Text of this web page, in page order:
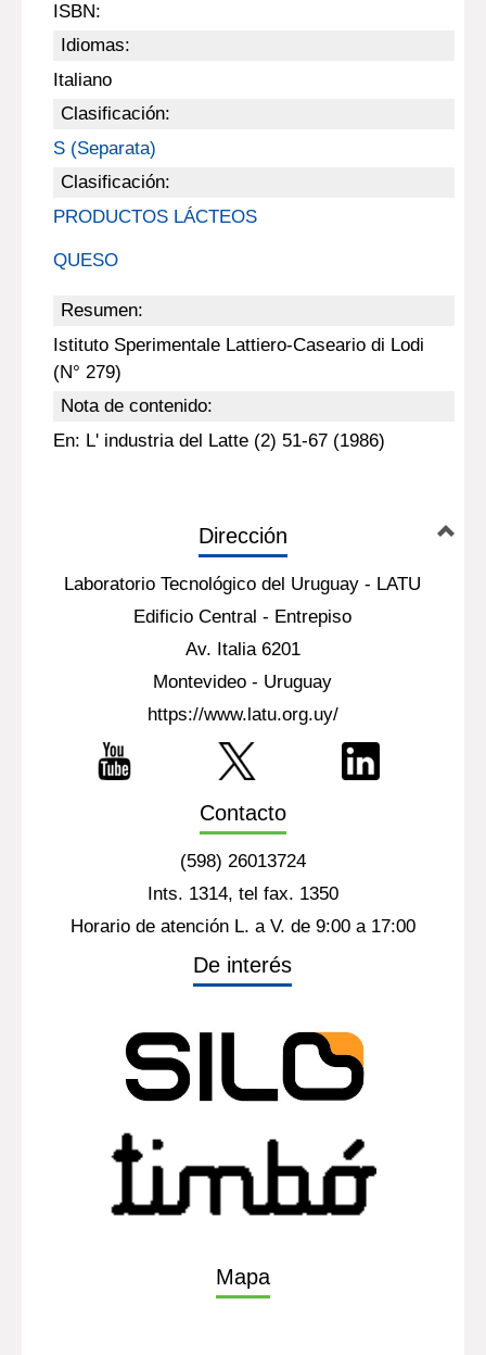
ISBN:
Idiomas:
Italiano
Clasificación:
S (Separata)
Clasificación:
PRODUCTOS LÁCTEOS
QUESO
Resumen:
Istituto Sperimentale Lattiero-Caseario di Lodi
(N° 279)
Nota de contenido:
En: L' industria del Latte (2) 51-67 (1986)
Dirección
Laboratorio Tecnológico del Uruguay - LATU
Edificio Central - Entrepiso
Av. Italia 6201
Montevideo - Uruguay
https://www.latu.org.uy/
Contacto
(598) 26013724
Ints. 1314, tel fax. 1350
Horario de atención L. a V. de 9:00 a 17:00
De interés
Mapa